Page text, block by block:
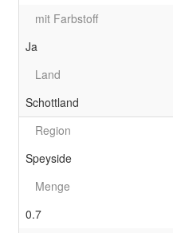
mit Farbstoff
Ja
Land
Schottland
Region
Speyside
Menge
0.7